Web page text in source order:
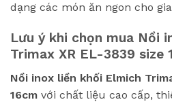
dạng các món ăn ngon cho
Lưu ý khi chọn mua Nồi
Trimax XR EL-3839 size
Nồi inox liền khối Elmich
16cm với chất liệu cao cấp,